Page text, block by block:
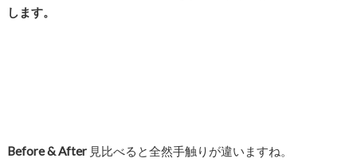
します。
Before & After見比べると全然手触りが違いますね。